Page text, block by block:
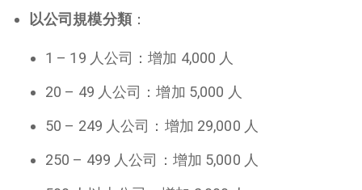
以公司規模分類：
1 – 19 人公司：增加 4,000 人
20 – 49 人公司：增加 5,000 人
50 – 249 人公司：增加 29,000 人
250 – 499 人公司：增加 5,000 人